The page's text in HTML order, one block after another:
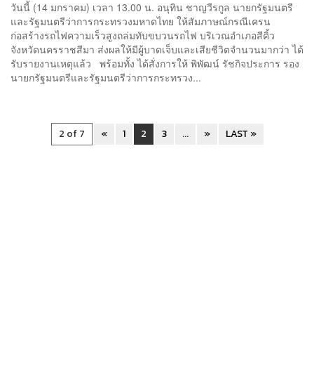
วันนี้ (14 มกราคม) เวลา 13.00 น. อนุทิน ชาญวีรกูล นายกรัฐมนตรี
และรัฐมนตรีว่าการกระทรวงมหาดไทย ให้สัมภาษณ์กรณีเครน
ก่อสร้างรถไฟความเร็วสูงถล่มทับขบวนรถไฟ บริเวณอำเภอสีคิ้ว
จังหวัดนครราชสีมา ส่งผลให้มีผู้บาดเจ็บและเสียชีวิตจำนวนมากว่า ได้
รับรายงานเหตุแล้ว พร้อมทั้ง ได้สั่งการให้ พิพัฒน์ รัชกิจประการ รอง
นายกรัฐมนตรีและรัฐมนตรีว่าการกระทรวง...
2 of 7 « 1 2 3 ... » LAST »